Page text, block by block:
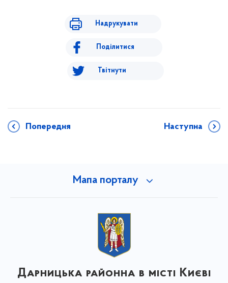
Надрукувати
Поділитися
Твітнути
Попередня Наступна
Мапа порталу
Дарницька районна в місті Києві